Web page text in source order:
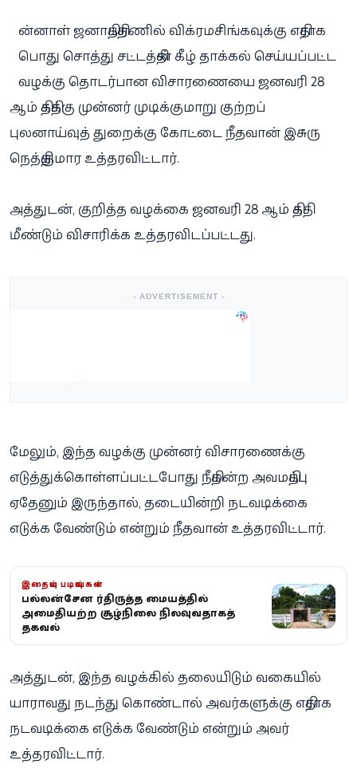
ன்னாள் ஜனாதிபதி ரணில் விக்ரமசிங்கவுக்கு எதிராக
பொது சொத்து சட்டத்தின் கீழ் தாக்கல் செய்யப்பட்ட
வழக்கு தொடர்பான விசாரணையை ஜனவரி 28
ஆம் திகதிக்கு முன்னர் முடிக்குமாறு குற்றப்
புலனாய்வுத் துறைக்கு கோட்டை நீதவான் இசுரு
நெத்திகுமார உத்தரவிட்டார்.
அத்துடன், குறித்த வழக்கை ஜனவரி 28 ஆம் திகதி
மீண்டும் விசாரிக்க உத்தரவிடப்பட்டது.
- ADVERTISEMENT -
மேலும், இந்த வழக்கு முன்னர் விசாரணைக்கு
எடுத்துக்கொள்ளப்பட்டபோது நீதிமன்ற அவமதிப்பு
ஏதேனும் இருந்தால், தடையின்றி நடவடிக்கை
எடுக்க வேண்டும் என்றும் நீதவான் உத்தரவிட்டார்.
இதையும் படியுங்கள்
பல்லன்சேன சீர்திருத்த மையத்தில்
அமைதியற்ற சூழ்நிலை நிலவுவதாகத்
தகவல்
அத்துடன், இந்த வழக்கில் தலையிடும் வகையில்
யாராவது நடந்து கொண்டால் அவர்களுக்கு எதிராக
நடவடிக்கை எடுக்க வேண்டும் என்றும் அவர்
உத்தரவிட்டார்.